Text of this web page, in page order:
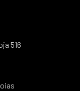
516